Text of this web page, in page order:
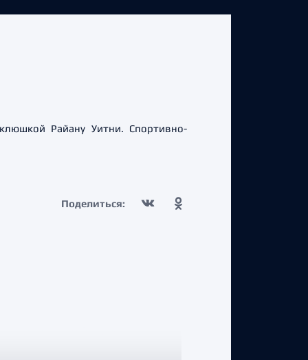
Райану Уитни. Спортивно-
Поделиться: